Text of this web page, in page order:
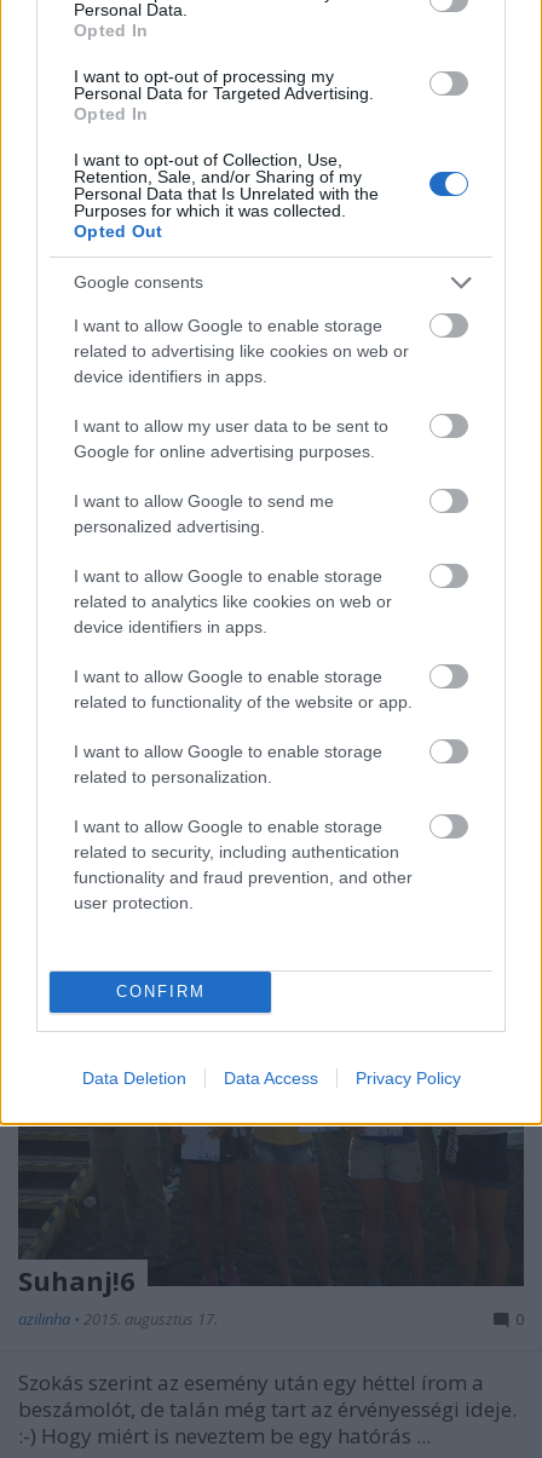
Personal Data.
Opted In
I want to opt-out of processing my
Personal Data for Targeted Advertising.
Opted In
I want to opt-out of Collection, Use,
Retention, Sale, and/or Sharing of my
Personal Data that Is Unrelated with the
Purposes for which it was collected.
Opted Out
Google consents
I want to allow Google to enable storage
related to advertising like cookies on web or
device identifiers in apps.
I want to allow my user data to be sent to
Google for online advertising purposes.
I want to allow Google to send me
personalized advertising.
I want to allow Google to enable storage
related to analytics like cookies on web or
device identifiers in apps.
I want to allow Google to enable storage
related to functionality of the website or app.
I want to allow Google to enable storage
related to personalization.
I want to allow Google to enable storage
related to security, including authentication
functionality and fraud prevention, and other
user protection.
CONFIRM
Data Deletion Data Access Privacy Policy
BSZM 2016.
Szerencsére az idei évet sem Balaton Szupermaraton
nélkül képzelték el a szervezők. Eljött az idő, hogy
ismét négy nap alatt, két lábbal, ...
Balatonman Kenese, 2015
verseny (ugye, Peti és Marci? ;-)). Keneseiként
egyértelmű volt, hogy indulok a hazai pályán ...
Suhanj!6
azilinha • 2015. augusztus 17. 0
Szokás szerint az esemény után egy héttel írom a
beszámolót, de talán még tart az érvényességi ideje.
:-) Hogy miért is neveztem be egy hatórás ...